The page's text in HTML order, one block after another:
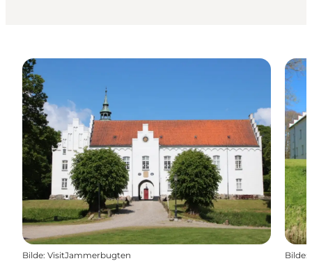
Bilde: VisitJammerbugten Bilde: